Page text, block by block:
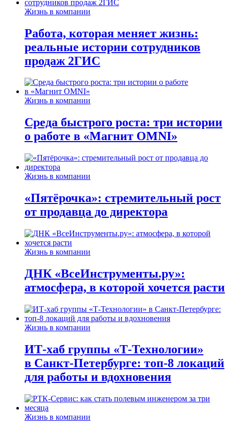
Жизнь в компании
Работа, которая меняет жизнь:
реальные истории сотрудников
продаж 2ГИС
Жизнь в компании
Среда быстрого роста: три истории
о работе в «Магнит OMNI»
Жизнь в компании
«Пятёрочка»: стремительный рост
от продавца до директора
Жизнь в компании
ДНК «ВсеИнструменты.ру»:
атмосфера, в которой хочется расти
Жизнь в компании
ИТ-хаб группы «Т-Технологии»
в Санкт-Петербурге: топ-8 локаций
для работы и вдохновения
Жизнь в компании